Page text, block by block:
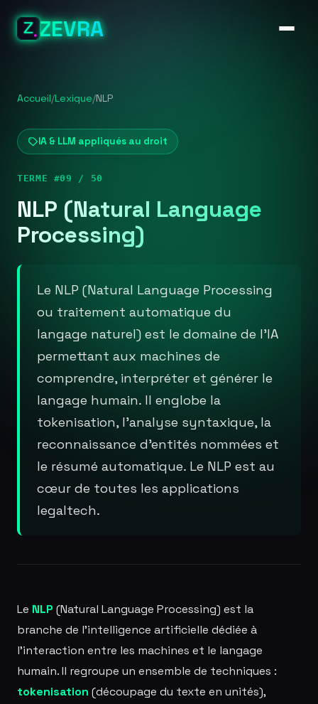
ZEVRA
Accueil/Lexique/NLP
IA & LLM appliqués au droit
TERME #09 / 50
NLP (Natural Language
Processing)
Le NLP (Natural Language Processing
ou traitement automatique du
langage naturel) est le domaine de l'IA
permettant aux machines de
comprendre, interpréter et générer le
langage humain. Il englobe la
tokenisation, l'analyse syntaxique, la
reconnaissance d'entités nommées et
le résumé automatique. Le NLP est au
cœur de toutes les applications
legaltech.
Le NLP (Natural Language Processing) est la
branche de l'intelligence artificielle dédiée à
l'interaction entre les machines et le langage
humain. Il regroupe un ensemble de techniques :
tokenisation (découpage du texte en unités),